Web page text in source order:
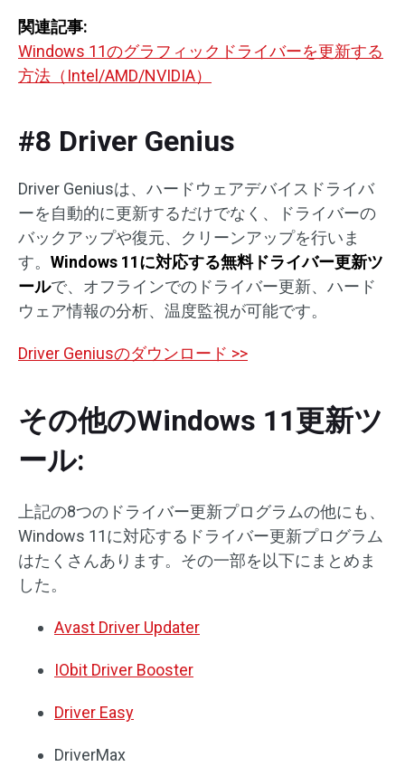
関連記事:
Windows 11のグラフィックドライバーを更新する
方法（Intel/AMD/NVIDIA）
#8 Driver Genius
Driver Geniusは、ハードウェアデバイスドライバ
ーを自動的に更新するだけでなく、ドライバーの
バックアップや復元、クリーンアップを行いま
す。 Windows 11に対応する無料ドライバー更新ツ
ールで、オフラインでのドライバー更新、ハード
ウェア情報の分析、温度監視が可能です。
Driver Geniusのダウンロード >>
その他のWindows 11更新ツ
ール:
上記の8つのドライバー更新プログラムの他にも、
Windows 11に対応するドライバー更新プログラム
はたくさんあります。その一部を以下にまとめま
した。
Avast Driver Updater
IObit Driver Booster
Driver Easy
DriverMax